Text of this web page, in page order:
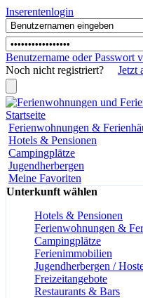
Inserentenlogin
Benutzername oderPasswort
Noch nicht registriert?
Jetzt
Startseite
Ferienwohnungen &
Hotels & Pensionen
Campingplätze
Jugendherbergen
Meine Favoriten
Unterkunft wählen
Hotels & Pensionen
Ferienwohnungen &
Campingplätze
Ferienimmobilien
Jugendherbergen /
Freizeitangebote
Restaurants & Bars